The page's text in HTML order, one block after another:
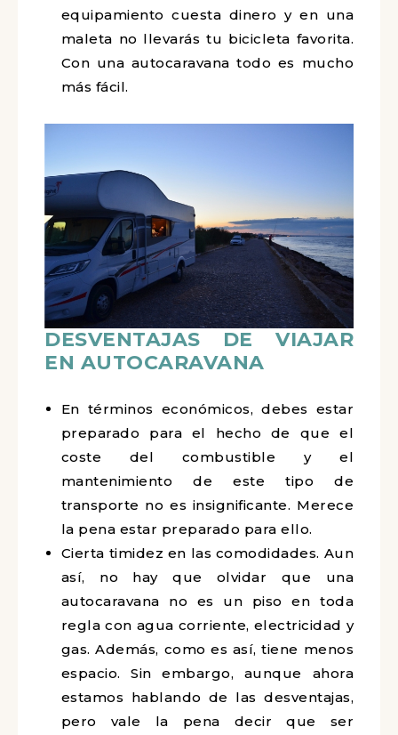
equipamiento cuesta dinero y en una
maleta no llevarás tu bicicleta favorita.
Con una autocaravana todo es mucho
más fácil.
DESVENTAJAS DE VIAJAR
EN AUTOCARAVANA
En términos económicos, debes estar
preparado para el hecho de que el
coste del combustible y el
mantenimiento de este tipo de
transporte no es insignificante. Merece
la pena estar preparado para ello.
Cierta timidez en las comodidades. Aun
así, no hay que olvidar que una
autocaravana no es un piso en toda
regla con agua corriente, electricidad y
gas. Además, como es así, tiene menos
espacio. Sin embargo, aunque ahora
estamos hablando de las desventajas,
pero vale la pena decir que ser